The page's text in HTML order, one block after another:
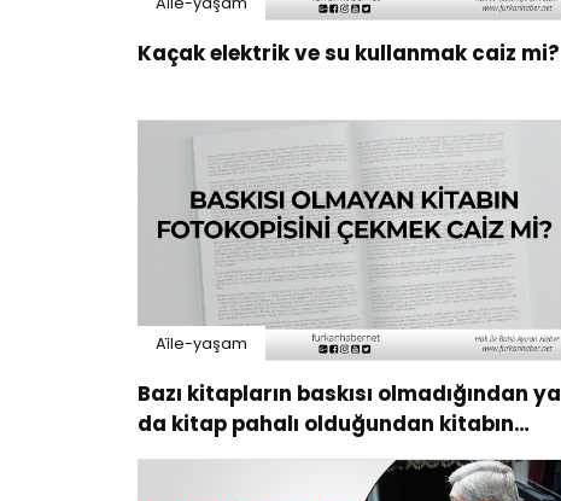
Kaçak elektrik ve su kullanmak caiz mi?
Ai̇le-yaşam
Bazı kitapların baskısı olmadığından ya
da kitap pahalı olduğundan kitabın
fotokopisini çekmek caiz mi?